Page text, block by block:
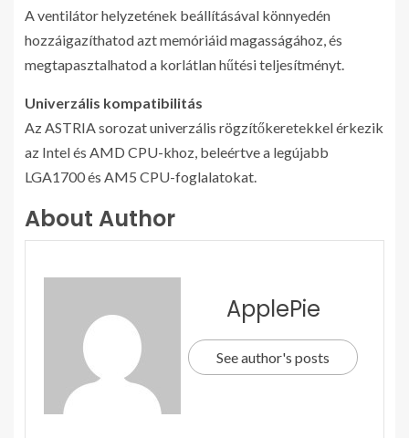
A ventilátor helyzetének beállításával könnyedén
hozzáigazíthatod azt memóriáid magasságához, és
megtapasztalhatod a korlátlan hűtési teljesítményt.
Univerzális kompatibilitás
Az ASTRIA sorozat univerzális rögzítőkeretekkel érkezik
az Intel és AMD CPU-khoz, beleértve a legújabb
LGA1700 és AM5 CPU-foglalatokat.
About Author
ApplePie
See author's posts